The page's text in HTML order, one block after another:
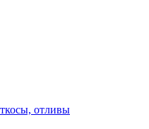
отливы